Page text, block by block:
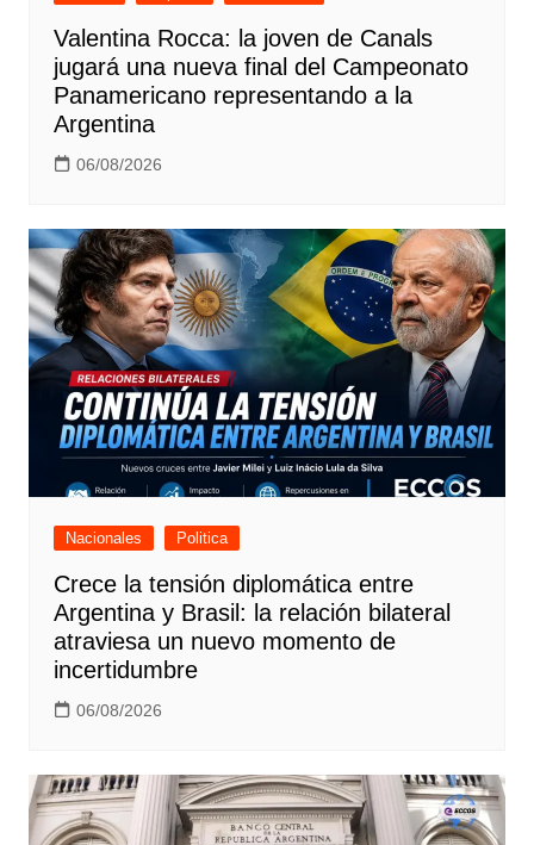
Valentina Rocca: la joven de Canals
jugará una nueva final del Campeonato
Panamericano representando a la
Argentina
06/08/2026
Nacionales Politica
Crece la tensión diplomática entre
Argentina y Brasil: la relación bilateral
atraviesa un nuevo momento de
incertidumbre
06/08/2026